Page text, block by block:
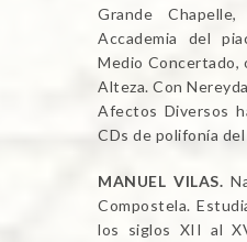
Grande
Accademia del
Medio Concertado,
Alteza. Con
Afectos Diversos
CDs de polifonía
MANUEL VILAS.
Compostela.
los siglos XII al